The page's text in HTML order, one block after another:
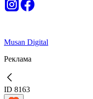
Musan Digital
Реклама
ID 8163